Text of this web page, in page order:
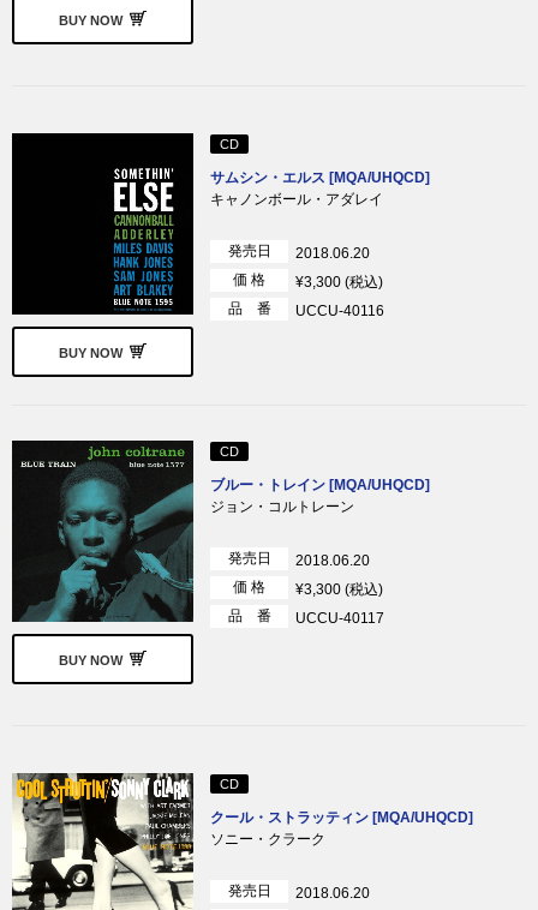
BUY NOW
BUY NOW
CD
サムシン・エルス [MQA/UHQCD]
キャノンボール・アダレイ
発売日
2018.06.20
価 格
¥3,300 (税込)
品 番
UCCU-40116
BUY NOW
CD
ブルー・トレイン [MQA/UHQCD]
ジョン・コルトレーン
発売日
2018.06.20
価 格
¥3,300 (税込)
品 番
UCCU-40117
CD
クール・ストラッティン [MQA/UHQCD]
ソニー・クラーク
発売日 2018.06.20